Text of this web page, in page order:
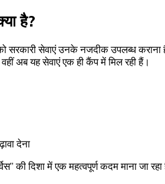
है?
को सरकारी सेवाएं उनके नजदीक उपलब्ध
अब यह सेवाएं एक ही कैंप में मिल रही हैं।
देना
की दिशा में एक महत्वपूर्ण कदम माना जा रहा